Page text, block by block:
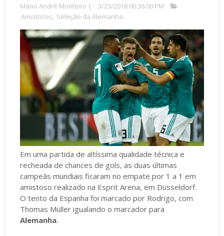
Mário André Monteiro |
3/23/2018 06:36:00 PM
Amistosos, Seleção da Alemanha
Em uma partida de altíssima qualidade técnica e
recheada de chances de gols, as duas últimas
campeãs mundiais ficaram no empate por 1 a 1 em
amistoso realizado na Esprit Arena, em Düsseldorf.
O tento da Espanha foi marcado por Rodrigo, com
Thomas Müller igualando o marcador para
Alemanha.